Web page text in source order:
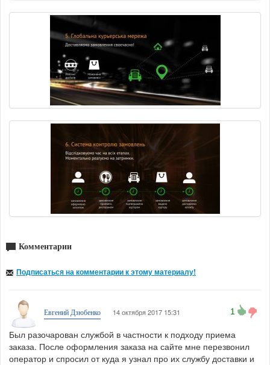
Комментарии
Подписаться на комментарии к этому материалу!
Евгений Дзюбенко 14 октября 2017 15:31 1
Был разочарован службой в частности к подходу приема
заказа. После оформления заказа на сайте мне перезвонил
оператор и спросил от куда я узнал про их службу доставки и